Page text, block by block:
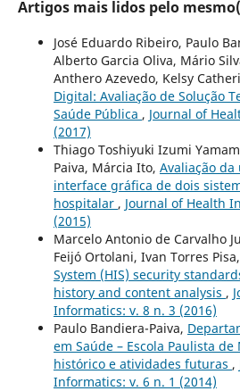
Artigos mais lidos pelo
José Eduardo Ribeiro, Paulo
Alberto Garcia Oliva, Mário
Anthero Azevedo, Kelsy
Digital: Avaliação de Solução
Saúde Pública , Journal of
(2017)
Thiago Toshiyuki Izumi
Paiva, Márcia Ito, Avaliação
interface gráfica de dois
hospitalar , Journal of Health
(2015)
Marcelo Antonio de Carvalho
Feijó Ortolani, Ivan Torres Pisa,
System (HIS) security
history and content analysis ,
Informatics: v. 8 n. 3 (2016)
Paulo Bandiera-Paiva,
em Saúde – Escola Paulista de
histórico e atividades futuras ,
Informatics: v. 6 n. 1 (2014)